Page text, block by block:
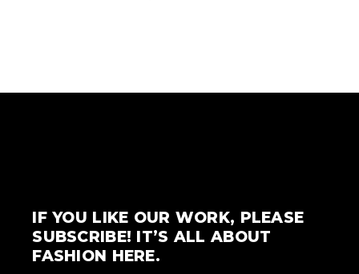
IF YOU LIKE OUR WORK, PLEASE
SUBSCRIBE! IT’S ALL ABOUT
FASHION HERE.